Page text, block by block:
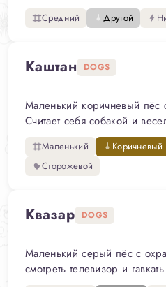
Средний Другой
Каштан DOGS
Маленький коричневый пёс
Считает себя собакой и
Маленький Коричневый
Сторожевой
Квазар DOGS
Маленький серый пёс с
смотреть телевизор и